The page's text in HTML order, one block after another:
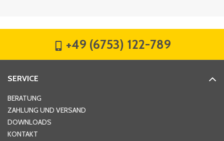
Hausnummer
+49 (6753) 122-789
SERVICE
BERATUNG
ZAHLUNG UND VERSAND
DOWNLOADS
KONTAKT